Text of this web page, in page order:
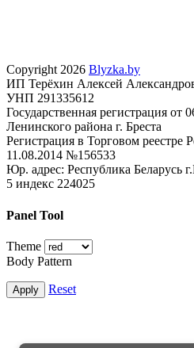
Copyright 2026 Blyzka.by
ИП Терёхин Алексей
УНП 291335612
Государственная регистрация
Ленинского района г. Бреста
Регистрация в Торговом реестре
11.08.2014 №156533
Юр. адрес: Республика Беларусь
5 индекс 224025
Panel Tool
Theme
Body Pattern
Apply Reset